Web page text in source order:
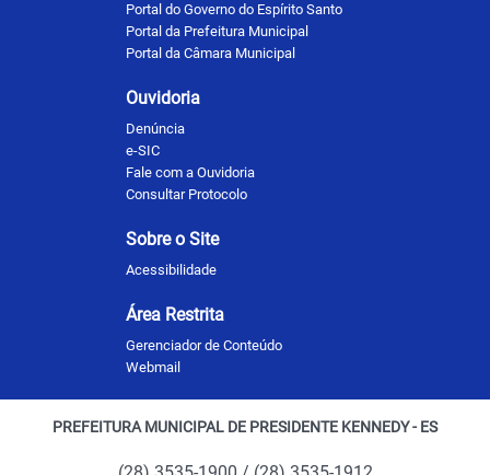
Portal do Governo do Espírito Santo
Portal da Prefeitura Municipal
Portal da Câmara Municipal
Ouvidoria
Denúncia
e-SIC
Fale com a Ouvidoria
Consultar Protocolo
Sobre o Site
Acessibilidade
Área Restrita
Gerenciador de Conteúdo
Webmail
PREFEITURA MUNICIPAL DE PRESIDENTE KENNEDY - ES